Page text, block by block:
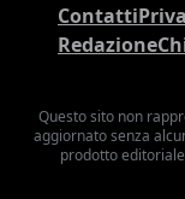
Contatti
Redazione
Questo sito non
aggiornato senza
prodotto